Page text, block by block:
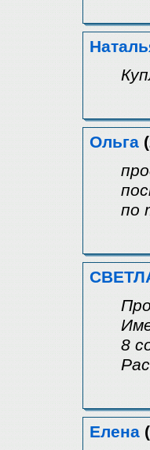
Ольга
по
8
Елена